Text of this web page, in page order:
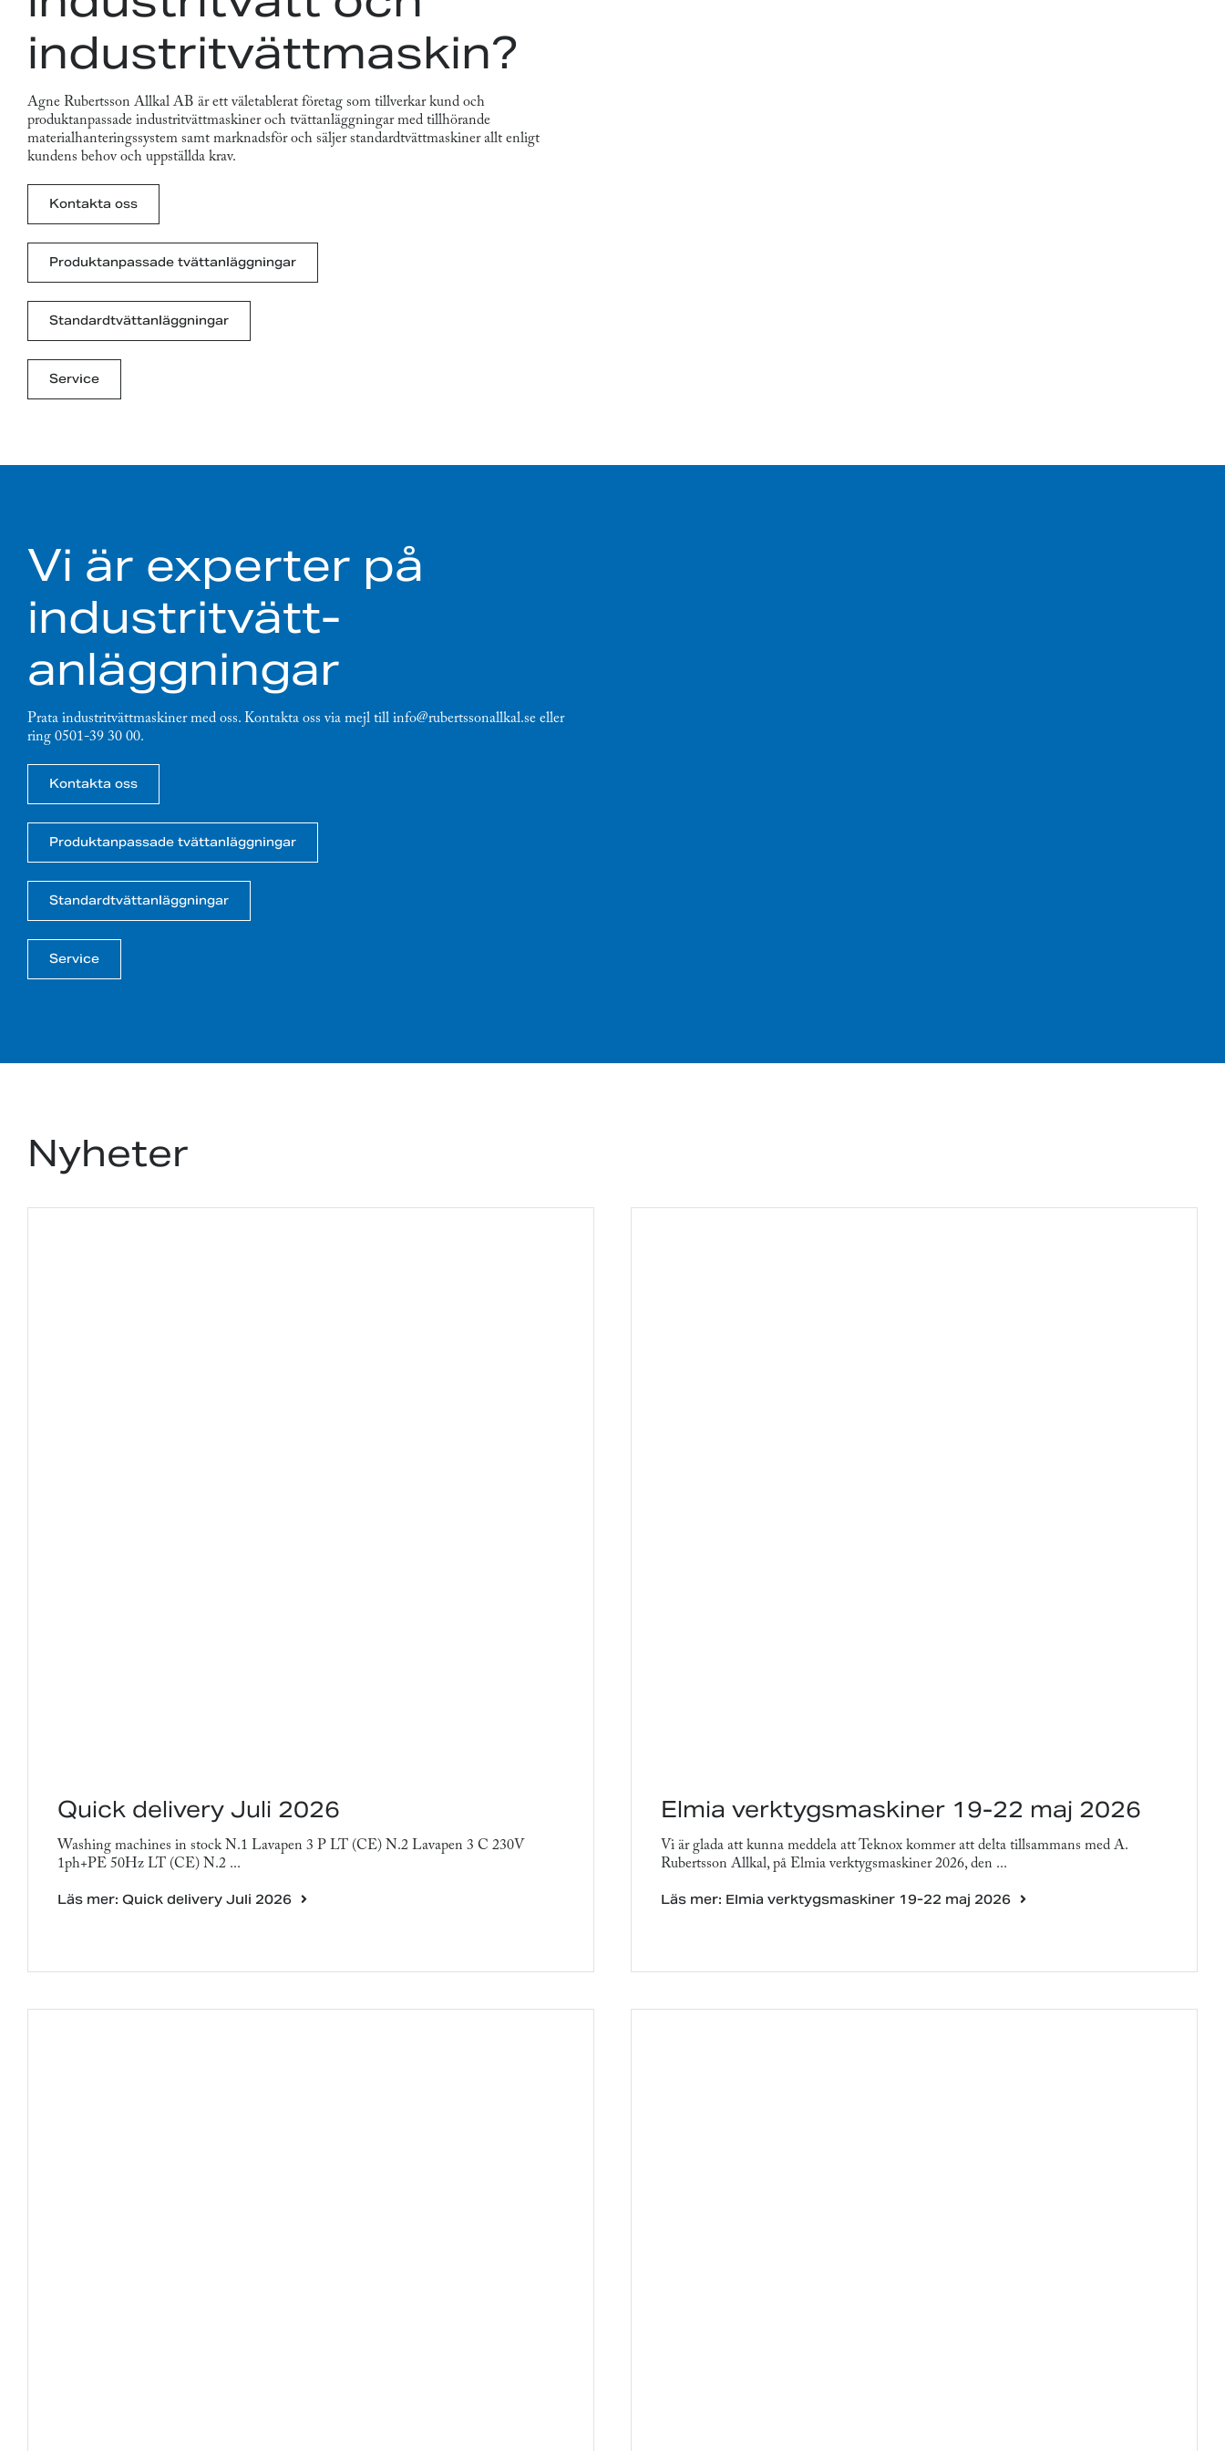
industritvättmaskin?
Agne Rubertsson Allkal AB är ett väletablerat företag som tillverkar kund och
produktanpassade industritvättmaskiner och tvättanläggningar med tillhörande
materialhanteringssystem samt marknadsför och säljer standardtvättmaskiner allt enligt
kundens behov och uppställda krav.
Kontakta oss
Produktanpassade tvättanläggningar
Standardtvättanläggningar
Service
Vi är experter på
industritvätt-
anläggningar
Prata industritvättmaskiner med oss. Kontakta oss via mejl till info@rubertssonallkal.se eller
ring 0501-39 30 00.
Kontakta oss
Produktanpassade tvättanläggningar
Standardtvättanläggningar
Service
Nyheter
Quick delivery Juli 2026
Washing machines in stock N.1 Lavapen 3 P LT (CE) N.2 Lavapen 3 C 230V
1ph+PE 50Hz LT (CE) N.2 ...
Läs mer: Quick delivery Juli 2026
Elmia verktygsmaskiner 19-22 maj 2026
Vi är glada att kunna meddela att Teknox kommer att delta tillsammans med A.
Rubertsson Allkal, på Elmia verktygsmaskiner 2026, den ...
Läs mer: Elmia verktygsmaskiner 19-22 maj 2026